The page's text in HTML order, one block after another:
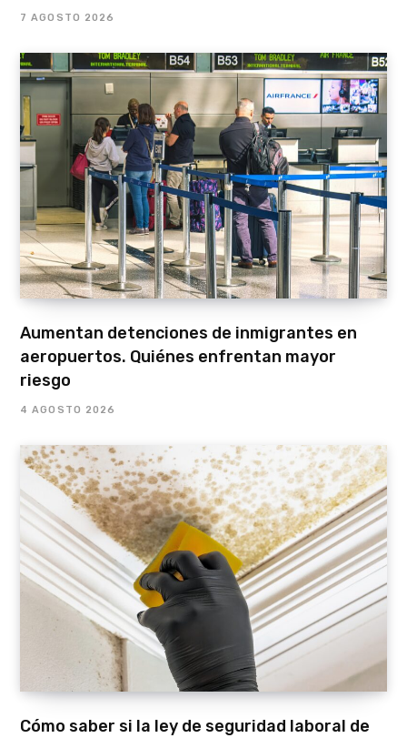
7 AGOSTO 2026
Aumentan detenciones de inmigrantes en
aeropuertos. Quiénes enfrentan mayor
riesgo
4 AGOSTO 2026
Cómo saber si la ley de seguridad laboral de